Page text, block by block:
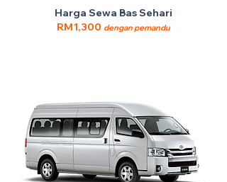
Harga Sewa Bas Sehari
RM1,300 dengan pemandu